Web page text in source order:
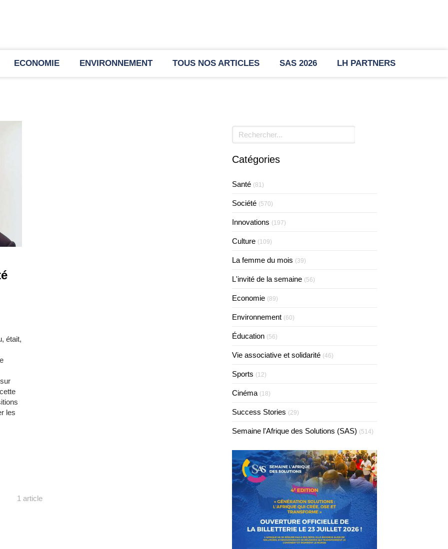
ECONOMIE ENVIRONNEMENT TOUS NOS ARTICLES SAS 2026 LH PARTNERS
était,
les
1 article
Rechercher
Catégories
Santé (81)
Société (570)
Innovations (197)
Culture (109)
La femme du mois (39)
L'invité de la semaine (56)
Economie (89)
Environnement (60)
Éducation (56)
Vie associative et solidarité (46)
Sports (12)
Cinéma (18)
Success Stories (29)
Semaine l'Afrique des Solutions (SAS) (514)